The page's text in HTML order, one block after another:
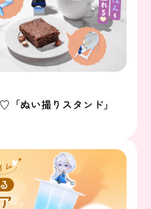
ぬい撮りスタンド」